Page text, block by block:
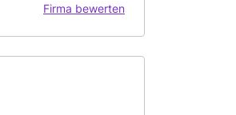
Firma bewerten